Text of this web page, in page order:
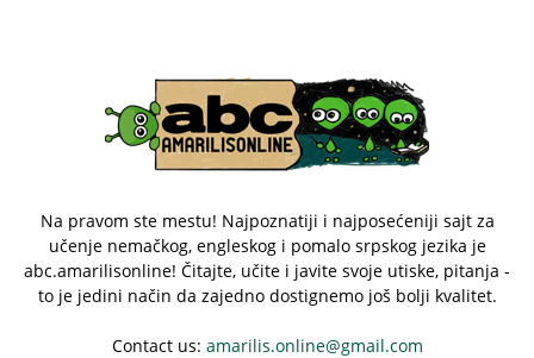
Na pravom ste mestu! Najpoznatiji i najposećeniji sajt za
učenje nemačkog, engleskog i pomalo srpskog jezika je
abc.amarilisonline! Čitajte, učite i javite svoje utiske, pitanja -
to je jedini način da zajedno dostignemo još bolji kvalitet.
Contact us: amarilis.online@gmail.com